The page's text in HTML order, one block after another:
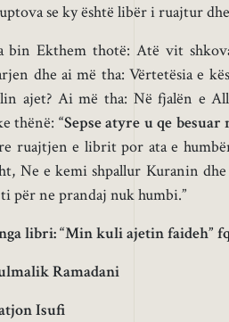
se ky është libër i ruajtur
bin Ekthem thotë: Atë vit
dhe ai më tha: Vërtetësia e
ajet? Ai më tha: Në fjalën e
thënë: “Sepse atyre u qe
ruajtjen e librit por ata e
Ne e kemi shpallur Kuranin
për ne prandaj nuk humbi.”
libri: “Min kuli ajetin faideh”
Ramadani
Isufi